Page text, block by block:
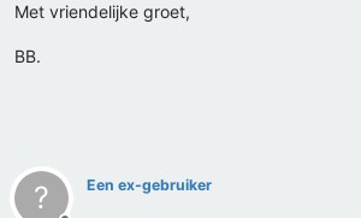
Met vriendelijke groet,
BB.
? Een ex-gebruiker